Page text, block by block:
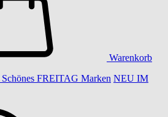
Warenkorb
Schönes FREITAG Marken NEU IM